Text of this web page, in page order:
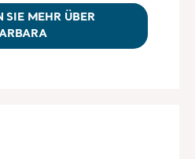
SIE MEHR ÜBER